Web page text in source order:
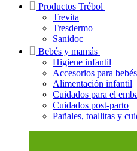
Productos Trébol
Trevita
Tresdermo
Sanidoc
Bebés y mamás
Higiene infantil
Accesorios para bebés
Alimentación infantil
Cuidados para el
Cuidados post-parto
Pañales, toallitas y